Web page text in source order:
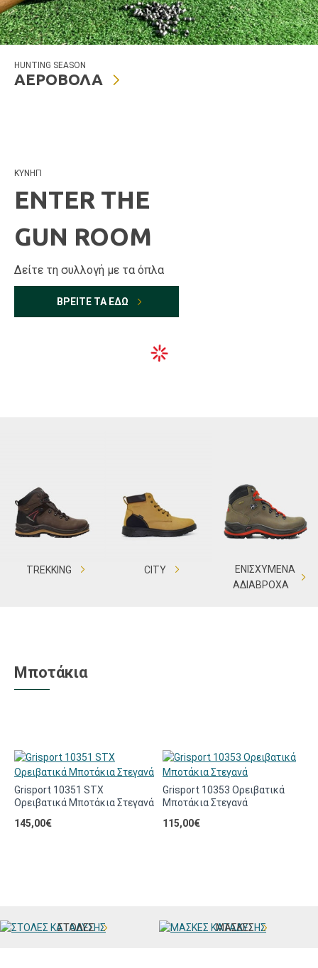
HUNTING SEASON
ΑΕΡΟΒΟΛΑ
ΚΥΝΗΓΙ
ENTER THE
GUN ROOM
Δείτε τη συλλογή με τα όπλα
ΒΡΕΙΤΕ ΤΑ ΕΔΩ
TREKKING CITY
ΕΝΙΣΧΥΜΕΝΑ
ΑΔΙΑΒΡΟΧΑ
Μποτάκια
Grisport 10351 STX
Ορειβατικά Μποτάκια Στεγανά
145,00€
Grisport 10353 Ορειβατικά
Μποτάκια Στεγανά
115,00€
ΣΤΟΛΕΣ ΜΑΣΚΕΣ